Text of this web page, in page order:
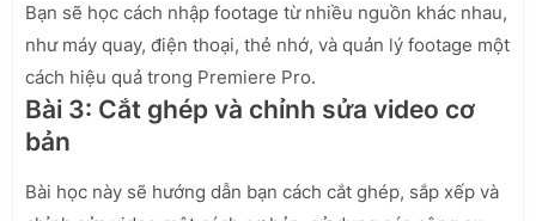
Bạn sẽ học cách nhập footage từ nhiều nguồn khác nhau,
như máy quay, điện thoại, thẻ nhớ, và quản lý footage một
cách hiệu quả trong Premiere Pro.
Bài 3: Cắt ghép và chỉnh sửa video cơ
bản
Bài học này sẽ hướng dẫn bạn cách cắt ghép, sắp xếp và